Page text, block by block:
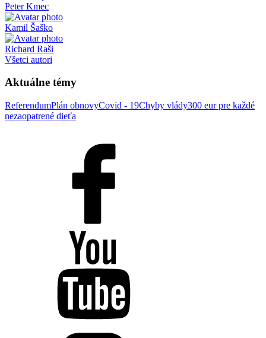
Peter Kmec
Kamil Šaško
Richard Raši
Všetci autori
Aktuálne témy
ReferendumPlán obnovyCovid - 19Chyby vlády300 eur pre každé
nezaopatrené dieťa